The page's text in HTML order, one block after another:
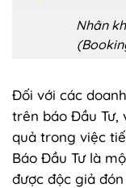
Nhân
Đối với các
trên báo Đầu Tư,
quả trong việc
Báo Đầu Tư là
được độc giả